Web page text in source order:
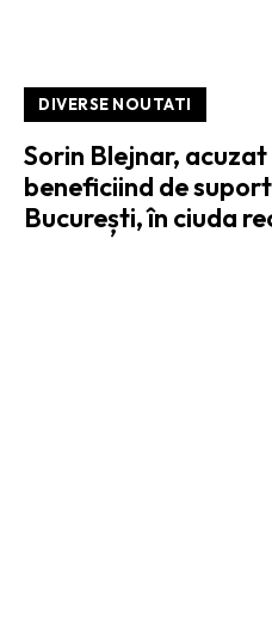
DIVERSE NOUTATI
Sorin Blejnar,
beneficiind de
București, în ciuda